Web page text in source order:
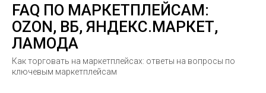
FAQ ПО МАРКЕТПЛЕЙСАМ:
OZON, ВБ, ЯНДЕКС.МАРКЕТ,
ЛАМОДА
Как торговать на маркетплейсах: ответы на вопросы по
ключевым маркетплейсам